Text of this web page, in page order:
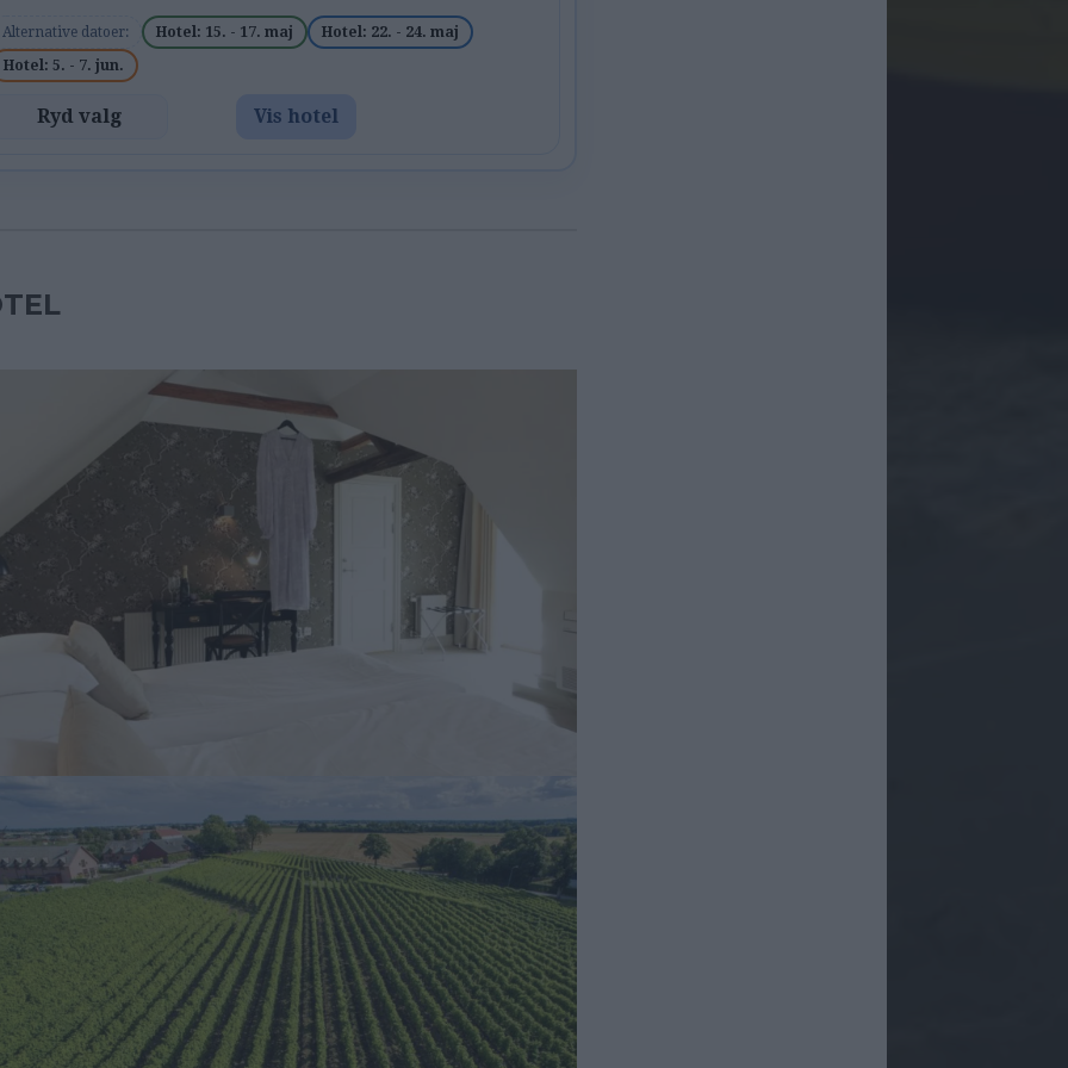
Alternative datoer: Hotel: 15. - 17. maj
Hotel: 22. - 24. maj
Hotel: 5. - 7. jun.
Ryd valg Vis hotel